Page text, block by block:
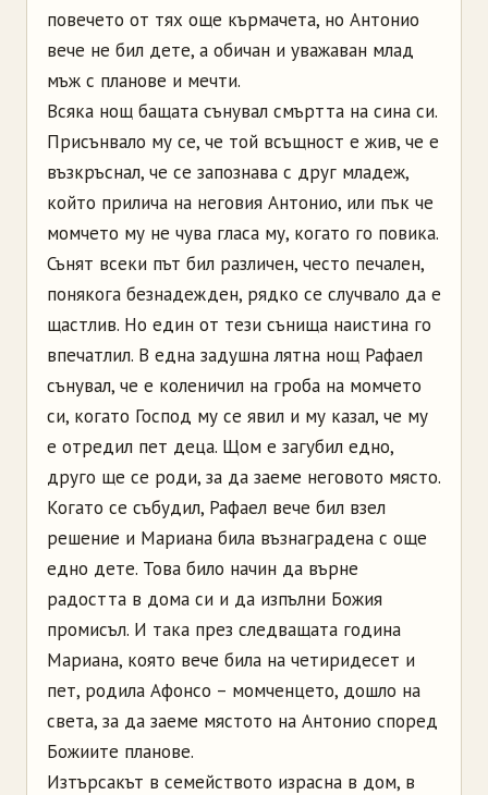
повечето от тях още кърмачета, но Антонио
вече не бил дете, а обичан и уважаван млад
мъж с планове и мечти.
Всяка нощ бащата сънувал смъртта на сина си.
Присънвало му се, че той всъщност е жив, че е
възкръснал, че се запознава с друг младеж,
който прилича на неговия Антонио, или пък че
момчето му не чува гласа му, когато го повика.
Сънят всеки път бил различен, често печален,
понякога безнадежден, рядко се случвало да е
щастлив. Но един от тези сънища наистина го
впечатлил. В една задушна лятна нощ Рафаел
сънувал, че е коленичил на гроба на момчето
си, когато Господ му се явил и му казал, че му
е отредил пет деца. Щом е загубил едно,
друго ще се роди, за да заеме неговото място.
Когато се събудил, Рафаел вече бил взел
решение и Мариана била възнаградена с още
едно дете. Това било начин да върне
радостта в дома си и да изпълни Божия
промисъл. И така през следващата година
Мариана, която вече била на четиридесет и
пет, родила Афонсо – момченцето, дошло на
света, за да заеме мястото на Антонио според
Божиите планове.
Изтърсакът в семейството израсна в дом, в